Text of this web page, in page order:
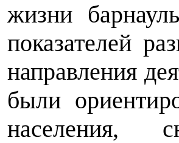
жизни
показателей
направления
были
населения,